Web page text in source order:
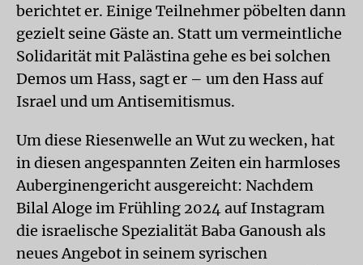
berichtet er. Einige Teilnehmer pöbelten dann
gezielt seine Gäste an. Statt um vermeintliche
Solidarität mit Palästina gehe es bei solchen
Demos um Hass, sagt er – um den Hass auf
Israel und um Antisemitismus.
Um diese Riesenwelle an Wut zu wecken, hat
in diesen angespannten Zeiten ein harmloses
Auberginengericht ausgereicht: Nachdem
Bilal Aloge im Frühling 2024 auf Instagram
die israelische Spezialität Baba Ganoush als
neues Angebot in seinem syrischen